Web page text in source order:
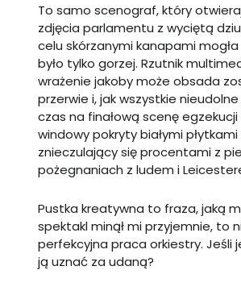
To samo scenograf, który
zdjęcia parlamentu z wyciętą
celu skórzanymi kanapami
było tylko gorzej. Rzutnik
wrażenie jakoby może obsada
przerwie i, jak wszystkie
czas na finałową scenę
windowy pokryty białymi
znieczulający się procentami z
pożegnaniach z ludem i
Pustka kreatywna to fraza, jaką
spektakl minął mi przyjemnie, to
perfekcyjna praca orkiestry. Jeśli
ją uznać za udaną?